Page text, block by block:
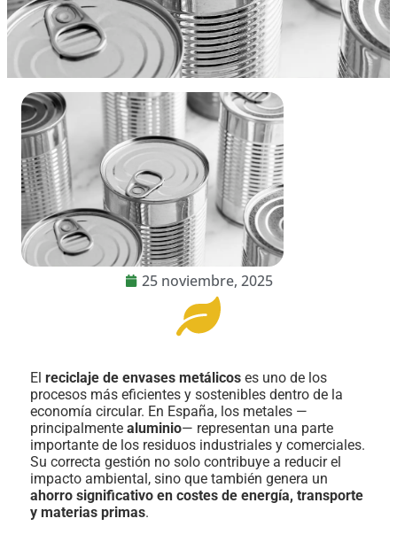
25 noviembre, 2025
El reciclaje de envases metálicos es uno de los
procesos más eficientes y sostenibles dentro de la
economía circular. En España, los metales —
principalmente aluminio— representan una parte
importante de los residuos industriales y comerciales.
Su correcta gestión no solo contribuye a reducir el
impacto ambiental, sino que también genera un
ahorro significativo en costes de energía, transporte
y materias primas.